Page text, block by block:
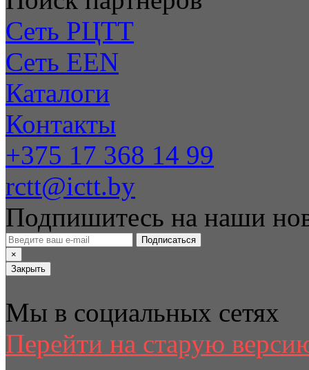
Сеть РЦТТ
Сеть EEN
Каталоги
Контакты
+375 17 368 14 99
rctt@ictt.by
Подпишитесь на наши
Подписаться
×
Закрыть
Мы в социальных сетях
Перейти на старую